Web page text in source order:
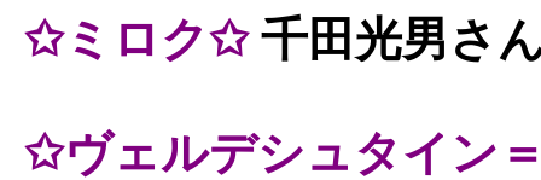
✩ミロク✩千田光男さ
✩ヴェルデシュタイン